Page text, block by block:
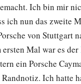
Ich bin mir
ich nun das zweite
von Stuttgart
Mal war es der
ein Porsche
Ich hatte